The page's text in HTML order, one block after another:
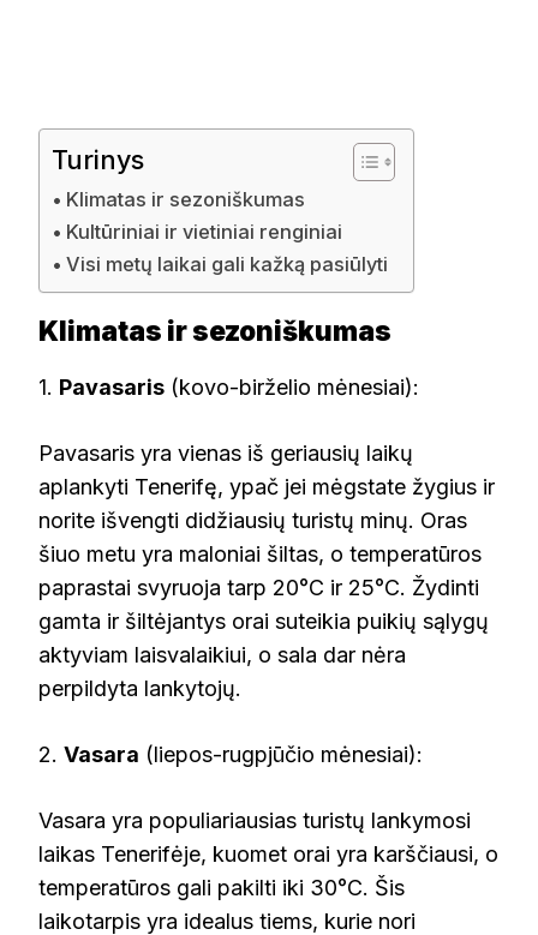
Turinys
Klimatas ir sezoniškumas
Kultūriniai ir vietiniai renginiai
Visi metų laikai gali kažką pasiūlyti
Klimatas ir sezoniškumas
1. Pavasaris (kovo-birželio mėnesiai):
Pavasaris yra vienas iš geriausių laikų
aplankyti Tenerifę, ypač jei mėgstate žygius ir
norite išvengti didžiausių turistų minų. Oras
šiuo metu yra maloniai šiltas, o temperatūros
paprastai svyruoja tarp 20°C ir 25°C. Žydinti
gamta ir šiltėjantys orai suteikia puikių sąlygų
aktyviam laisvalaikiui, o sala dar nėra
perpildyta lankytojų.
2. Vasara (liepos-rugpjūčio mėnesiai):
Vasara yra populiariausias turistų lankymosi
laikas Tenerifėje, kuomet orai yra karščiausi, o
temperatūros gali pakilti iki 30°C. Šis
laikotarpis yra idealus tiems, kurie nori